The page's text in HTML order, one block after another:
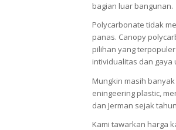
bagian luar bangunan.
Polycarbonate tidak
panas. Canopy
pilihan yang
intividualitas dan gaya
Mungkin masih
eningeering plastic,
dan Jerman sejak
Kami tawarkan harga